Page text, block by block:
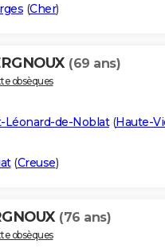
(Cher)
(69 ans)
obsèques
Léonard-de-Noblat(Haute-
(Creuse)
(76 ans)
obsèques